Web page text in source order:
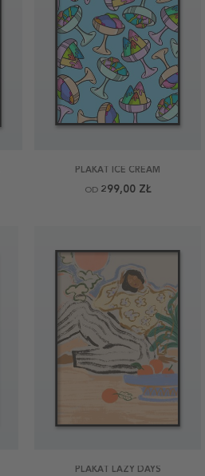
PLAKAT ICE CREAM
OD 299,00 ZŁ
PLAKAT LAZY DAYS